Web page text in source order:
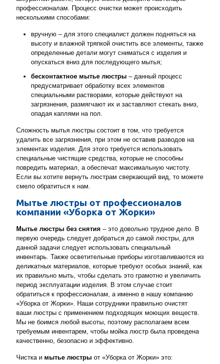
профессионалам. Процесс очистки может происходить
несколькими способами:
вручную – для этого специалист должен подняться на
высоту и влажной тряпкой очистить все элементы, также
определенные детали могут сниматься с изделия и
опускаться вниз для последующего мытья;
бесконтактное мытье люстры – данный процесс
предусматривает обработку всех элементов
специальными растворами, которые действуют на
загрязнения, размягчают их и заставляют стекать вниз,
опадая каплями на пол.
Сложность мытья люстры состоит в том, что требуется
удалить все загрязнения, при этом не оставив разводов на
элементах изделия. Для этого требуется использовать
специальные чистящие средства, которые не способны
повредить материал, а обеспечат максимальную чистоту.
Если вы хотите вернуть люстрам сверкающий вид, то можете
смело обратиться к нам.
Мытье люстры от профессионалов
компании «Уборка от Жорки»
Мытье люстры без снятия – это довольно трудное дело. В
первую очередь следует добраться до самой люстры, для
данной задачи следует использовать специальный
инвентарь. Также осветительные приборы изготавливаются из
деликатных материалов, которые требуют особых знаний, как
их правильно мыть, чтобы сделать это грамотно и увеличить
период эксплуатации изделия. В этом случае стоит
обратиться к профессионалам, а именно в нашу компанию
«Уборка от Жорки». Наши сотрудники правильно очистят
ваши люстры с применением подходящих моющих веществ.
Мы не боимся любой высоты, поэтому располагаем всем
требуемым инвентарем, чтобы мойка люстр была проведена
качественно, безопасно и эффективно.
Чистка и мытье люстры от «Уборка от Жорки» это: